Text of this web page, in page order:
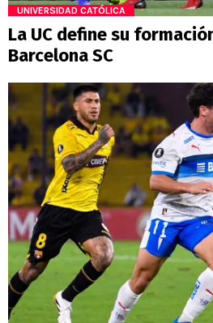
UNIVERSIDAD CATÓLICA
La UC define su
Barcelona SC